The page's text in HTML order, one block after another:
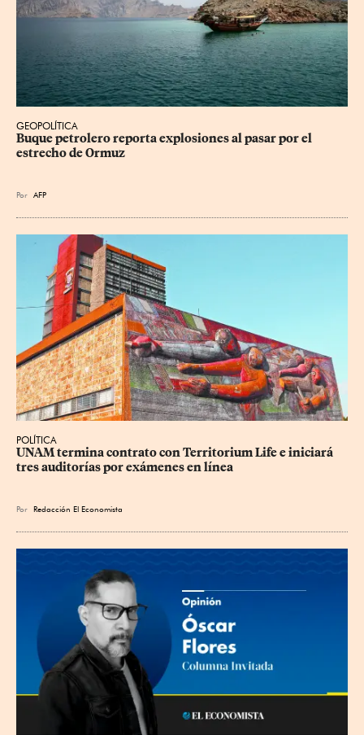
GEOPOLÍTICA
Buque petrolero reporta explosiones al pasar por el
estrecho de Ormuz
Por AFP
POLÍTICA
UNAM termina contrato con Territorium Life e iniciará
tres auditorías por exámenes en línea
Por Redacción El Economista